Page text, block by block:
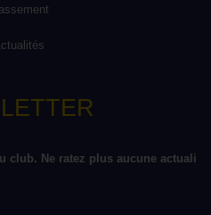
club. Ne ratez plus aucune actuali